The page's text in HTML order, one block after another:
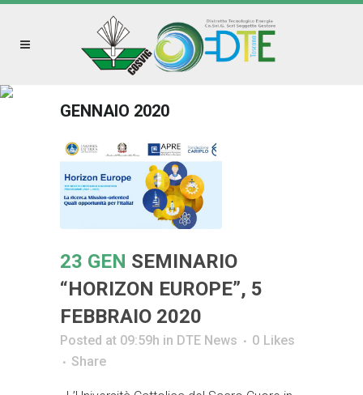
GENNAIO 2020
23 GEN SEMINARIO
“HORIZON EUROPE”, 5
FEBBRAIO 2020
Posted at 09:59h in DTE News 0 Likes
Share